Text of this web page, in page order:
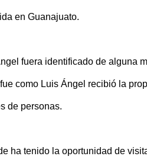
en Guanajuato.
fuera identificado de alguna
como Luis Ángel recibió la
de personas.
ha tenido la oportunidad de